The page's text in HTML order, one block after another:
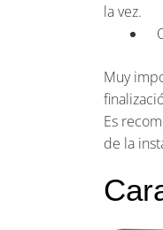
la vez.
Muy
Es
de la